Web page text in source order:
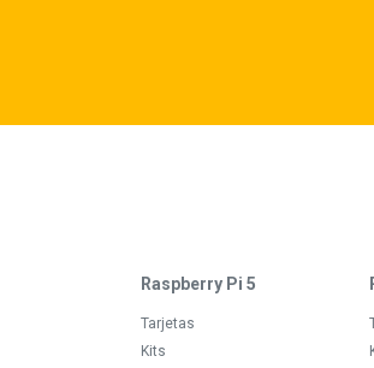
Raspberry Pi 5
Tarjetas
Kits